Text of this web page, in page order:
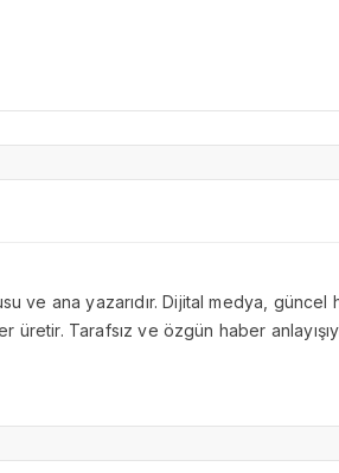
ve ana yazarıdır. Dijital medya, güncel
üretir. Tarafsız ve özgün haber